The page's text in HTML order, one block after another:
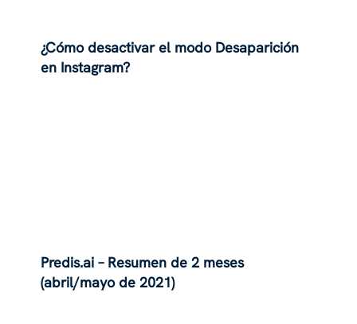
¿Cómo desactivar el modo Desaparición
en Instagram?
Predis.ai – Resumen de 2 meses
(abril/mayo de 2021)